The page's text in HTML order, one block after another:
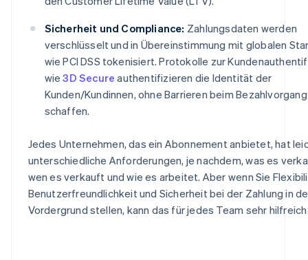
Sicherheit und Compliance: Zahlungsdaten werden
verschlüsselt und in Übereinstimmung mit globalen
wie PCI DSS tokenisiert. Protokolle zur
wie3D Secure authentifizieren die Identität der
Kunden/Kundinnen, ohne Barrieren beim
schaffen.
Jedes Unternehmen, das ein Abonnement anbietet, hat
unterschiedliche Anforderungen, je nachdem, was es
wen es verkauft und wie es arbeitet. Aber wenn Sie
Benutzerfreundlichkeit und Sicherheit bei der Zahlung in
Vordergrund stellen, kann das für jedes Team sehr